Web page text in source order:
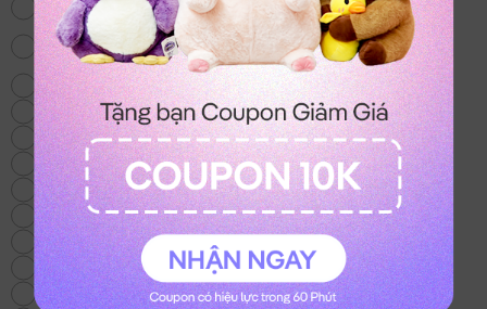
Voi Bông
Gấu Bông Totoro - mẫu gấu bông hot nhất
hiện nay
Chó Bông Husky
Gấu We Bare Bear
Balo & Túi Xách Gấu Bông
Thỏ Bông Kuromi
Gấu Bông Trung Thu
Thỏ Bông Melody
Mèo Bông Hoàng Thượng
Gấu Bông Con Bò
Balo Gấu Bông